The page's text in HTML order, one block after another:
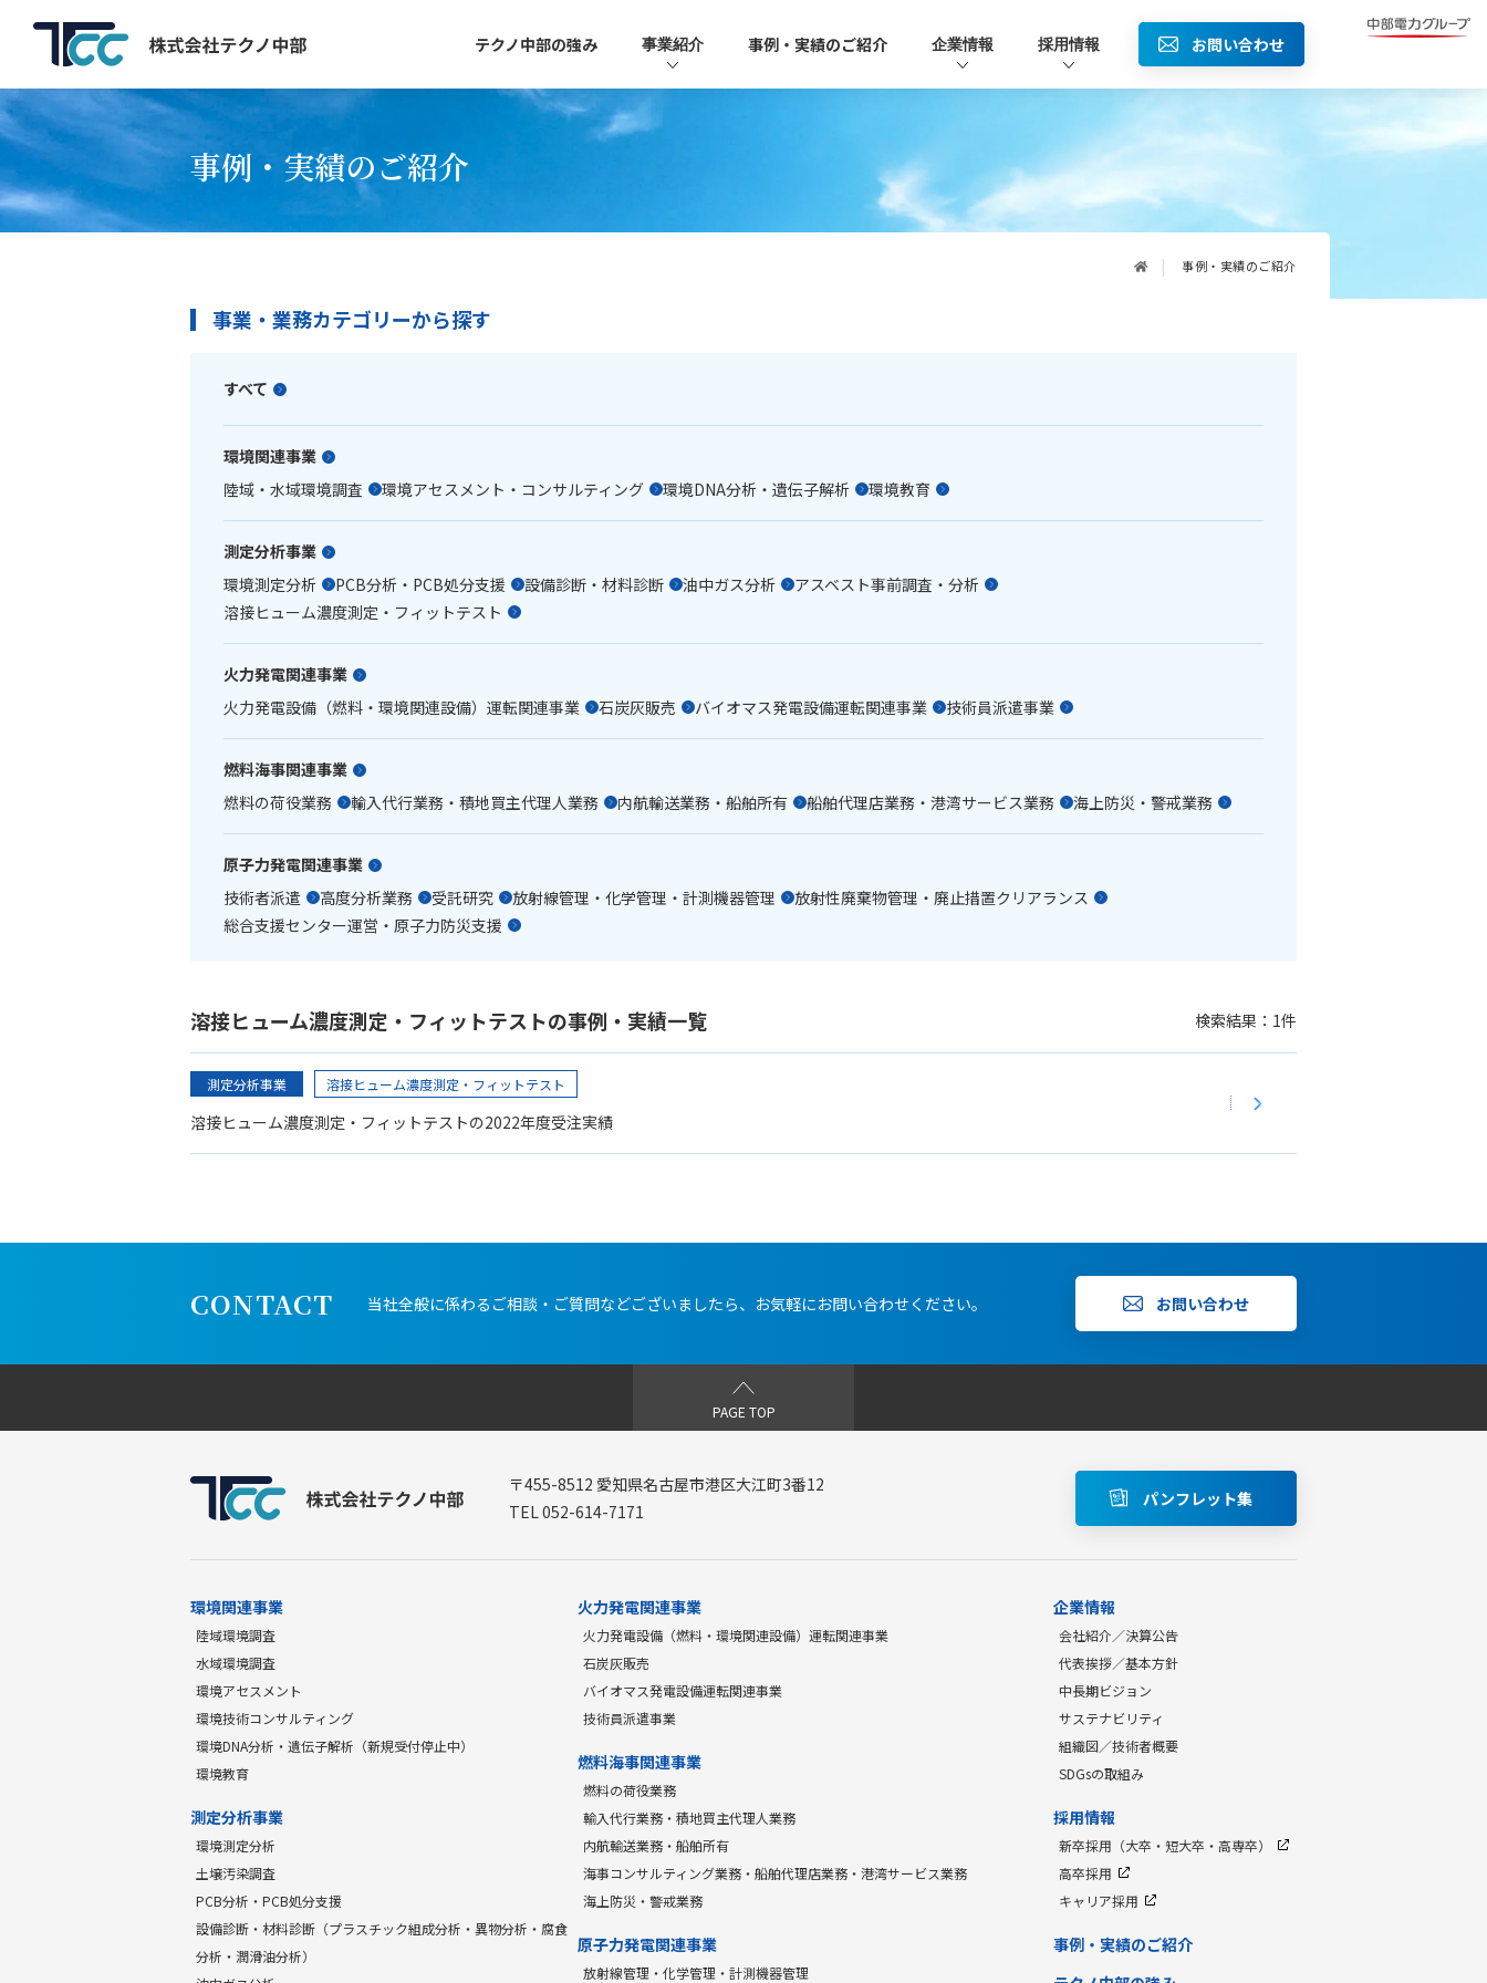
テクノ中部の強み 事業紹介 事例・実績のご紹介 企業情報 採用情報 お問い合わせ
事例・実績のご紹介
事例・実績のご紹介
事業・業務カテゴリーから探す
すべて
環境関連事業
陸域・水域環境調査
環境アセスメント・コンサルティング 環境DNA分析・遺伝子解析 環境教育
測定分析事業
環境測定分析
PCB分析・PCB処分支援 設備診断・材料診断 油中ガス分析
アスベスト事前調査・分析
溶接ヒューム濃度測定・フィットテスト
火力発電関連事業
火力発電設備（燃料・環境関連設備）運転関連事業
石炭灰販売 バイオマス発電設備運転関連事業 技術員派遣事業
燃料海事関連事業
燃料の荷役業務
輸入代行業務・積地買主代理人業務 内航輸送業務・船舶所有 船舶代理店業務・港湾サービス業務 海上防災・警戒業務
原子力発電関連事業
技術者派遣
高度分析業務 受託研究 放射線管理・化学管理・計測機器管理
放射性廃棄物管理・廃止措置クリアランス
総合支援センター運営・原子力防災支援
溶接ヒューム濃度測定・フィットテストの事例・実績一覧 検索結果：1件
測定分析事業 溶接ヒューム濃度測定・フィットテスト
溶接ヒューム濃度測定・フィットテストの2022年度受注実績
CONTACT 当社全般に係わるご相談・ご質問などございましたら、 お気軽にお問い合わせください。 お問い合わせ
PAGE TOP
〒455-8512 愛知県名古屋市港区大江町3番12
TEL 052-614-7171
パンフレット集
環境関連事業
陸域環境調査
水域環境調査
環境アセスメント
環境技術コンサルティング
環境DNA分析・遺伝子解析（新規受付停止中）
環境教育
測定分析事業
環境測定分析
土壌汚染調査
PCB分析・PCB処分支援
設備診断・材料診断（プラスチック組成分析・異物分析・腐食
分析・潤滑油分析）
火力発電関連事業
火力発電設備（燃料・環境関連設備）運転関連事業
石炭灰販売
バイオマス発電設備運転関連事業
技術員派遣事業
燃料海事関連事業
燃料の荷役業務
輸入代行業務・積地買主代理人業務
内航輸送業務・船舶所有
海事コンサルティング業務・船舶代理店業務・港湾サービス業務
海上防災・警戒業務
原子力発電関連事業
放射線管理・化学管理・計測機器管理
企業情報
会社紹介／決算公告
代表挨拶／基本方針
中長期ビジョン
サステナビリティ
組織図／技術者概要
SDGsの取組み
採用情報
新卒採用（大卒・短大卒・高専卒）
高卒採用
キャリア採用
事例・実績のご紹介